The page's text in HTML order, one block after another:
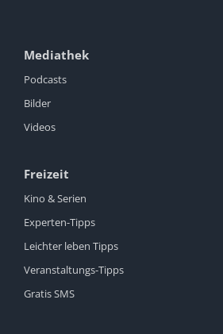
Mediathek
Podcasts
Bilder
Videos
Freizeit
Kino & Serien
Experten-Tipps
Leichter leben Tipps
Veranstaltungs-Tipps
Gratis SMS